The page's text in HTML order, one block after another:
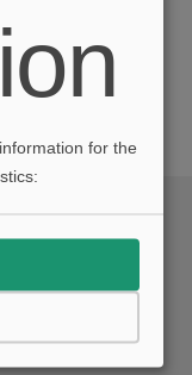
for the